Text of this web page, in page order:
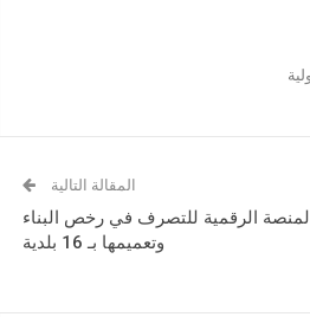
المقالة التالية
الرقمية للتصرف في رخص البناء
وتعميمها بـ 16 بلدية